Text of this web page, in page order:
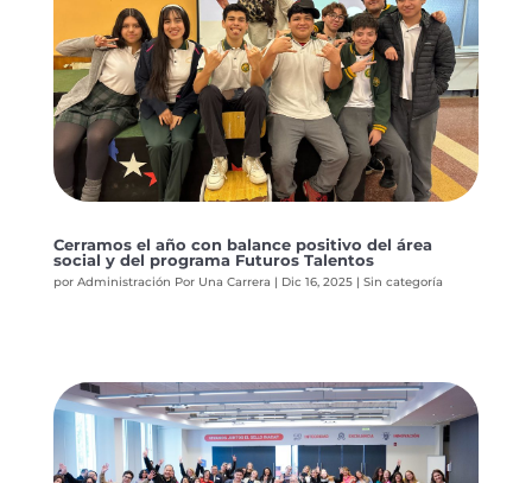
Cerramos el año con balance positivo del área
social y del programa Futuros Talentos
por Administración Por Una Carrera | Dic 16, 2025| Sin categoría